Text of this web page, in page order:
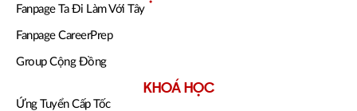
Fanpage Ta Đi Làm Với Tây
Fanpage CareerPrep
Group Cộng Đồng
KHOÁ HỌC
Ứng Tuyển Cấp Tốc